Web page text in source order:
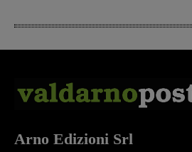
Arno Edizioni Srl